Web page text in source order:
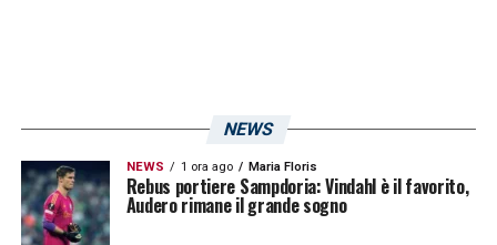
NEWS
NEWS 1 ora ago Maria Floris
Rebus portiere Sampdoria: Vindahl è il favorito,
Audero rimane il grande sogno